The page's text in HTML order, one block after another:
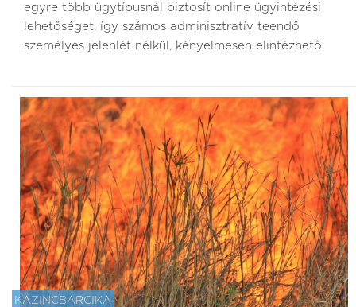
egyre több ügytípusnál biztosít online ügyintézési
lehetőséget, így számos adminisztratív teendő
személyes jelenlét nélkül, kényelmesen elintézhető.
KAZINCBARCIKA